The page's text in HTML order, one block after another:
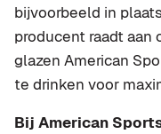
bijvoorbeeld in
producent raadt aan
glazen American
te drinken voor
Bij American